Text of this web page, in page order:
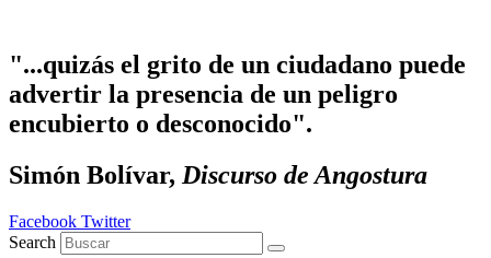
"...quizás el grito de un ciudadano puede
advertir la presencia de un peligro
encubierto o desconocido".
Simón Bolívar, Discurso de Angostura
Facebook Twitter
Search